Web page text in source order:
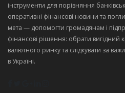
інструменти для порівняння
оперативні фінансові новини та
мета — допомогти громадянам і
фінансові рішення: обрати вигідний
валютного ринку та слідкувати за
в Україні.